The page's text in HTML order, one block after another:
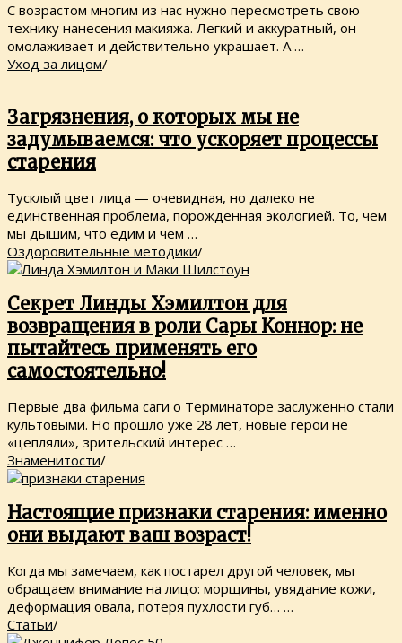
С возрастом многим из нас нужно пересмотреть свою
технику нанесения макияжа. Легкий и аккуратный, он
омолаживает и действительно украшает. А …
Уход за лицом/
Загрязнения, о которых мы не
задумываемся: что ускоряет процессы
старения
Тусклый цвет лица — очевидная, но далеко не
единственная проблема, порожденная экологией. То, чем
мы дышим, что едим и чем …
Оздоровительные методики/
Секрет Линды Хэмилтон для
возвращения в роли Сары Коннор: не
пытайтесь применять его
самостоятельно!
Первые два фильма саги о Терминаторе заслуженно стали
культовыми. Но прошло уже 28 лет, новые герои не
«цепляли», зрительский интерес …
Знаменитости/
Настоящие признаки старения: именно
они выдают ваш возраст!
Когда мы замечаем, как постарел другой человек, мы
обращаем внимание на лицо: морщины, увядание кожи,
деформация овала, потеря пухлости губ… …
Статьи/